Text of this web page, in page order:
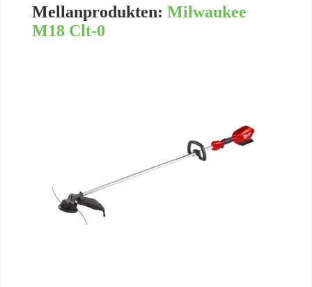
Mellanprodukten: Milwaukee
M18 Clt-0